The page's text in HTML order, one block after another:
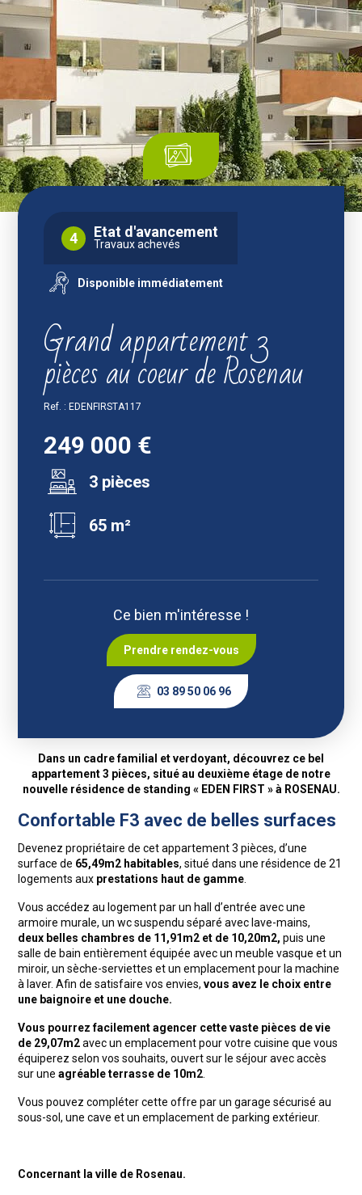
4 Etat d'avancement
Travaux achevés
Disponible immédiatement
Grand appartement 3
pièces au coeur de Rosenau
Ref. : EDENFIRSTA117
249 000 €
3 pièces
65 m²
Ce bien m'intéresse !
Prendre rendez-vous
03 89 50 06 96
Dans un cadre familial et verdoyant, découvrez ce bel
appartement 3 pièces, situé au deuxième étage de notre
nouvelle résidence de standing « EDEN FIRST » à ROSENAU.
Confortable F3 avec de belles surfaces
Devenez propriétaire de cet appartement 3 pièces, d’une
surface de 65,49m2 habitables, situé dans une résidence de 21
logements aux prestations haut de gamme
Vous accédez au logement par un hall d’entrée avec une
armoire murale, un wc suspendu séparé avec lave-mains,
deux belles chambres de 11,91m2 et de 10,20m2, puis une
salle de bain entièrement équipée avec un meuble vasque et un
miroir, un sèche-serviettes et un emplacement pour la machine
à laver. Afin de satisfaire vos envies, vous avez le choix entre
une baignoire et une douche.
Vous pourrez facilement agencer cette vaste pièces de vie
de 29,07m2avec un emplacement pour votre cuisine que vous
équiperez selon vos souhaits, ouvert sur le séjour avec accès
sur une agréable terrasse de 10m2
Vous pouvez compléter cette offre par un garage sécurisé au
sous-sol, une cave et un emplacement de parking extérieur.
Concernant la ville de Rosenau.